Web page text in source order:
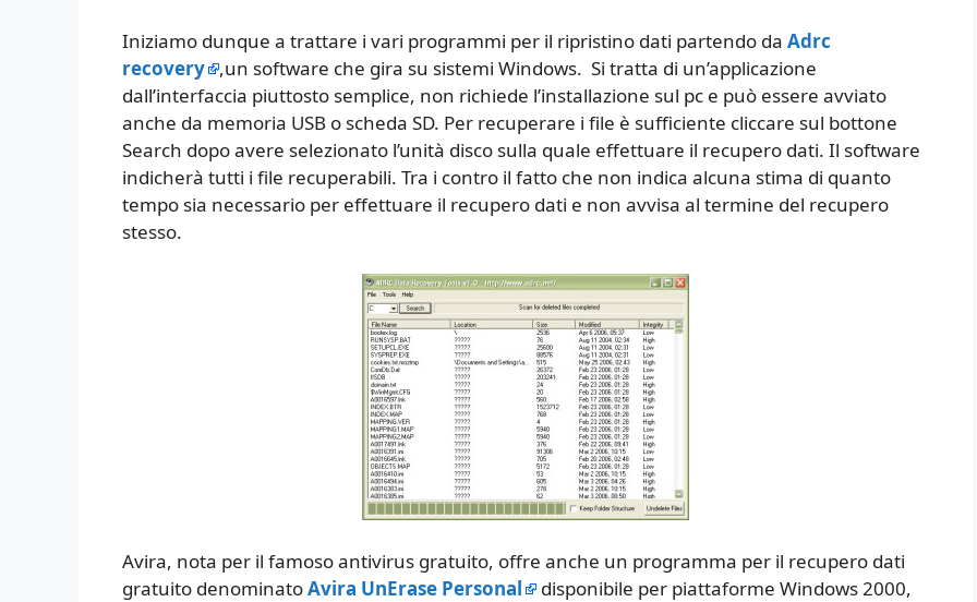
Iniziamo dunque a trattare i vari programmi per il ripristino dati partendo da Adrc
recovery
,un software che gira su sistemi Windows. Si tratta di un’applicazione
dall’interfaccia piuttosto semplice, non richiede l’installazione sul pc e può essere avviato
anche da memoria USB o scheda SD. Per recuperare i file è sufficiente cliccare sul bottone
Search dopo avere selezionato l’unità disco sulla quale effettuare il recupero dati. Il software
indicherà tutti i file recuperabili. Tra i contro il fatto che non indica alcuna stima di quanto
tempo sia necessario per effettuare il recupero dati e non avvisa al termine del recupero
stesso.
Avira, nota per il famoso antivirus gratuito, offre anche un programma per il recupero dati
gratuito denominatoAvira UnErase Personal
disponibile per piattaforme Windows 2000,